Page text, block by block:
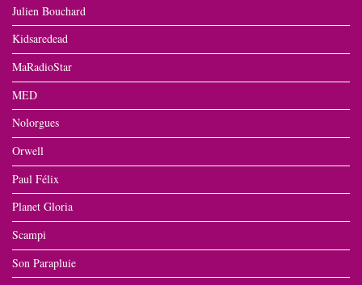
Julien Bouchard
Kidsaredead
MaRadioStar
MED
Nolorgues
Orwell
Paul Félix
Planet Gloria
Scampi
Son Parapluie